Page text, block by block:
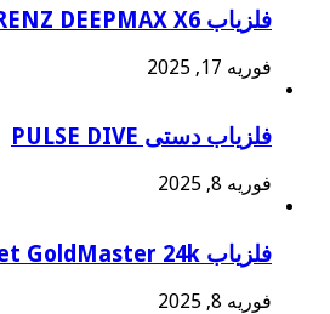
فلزیاب LORENZ DEEPMAX X6
فوریه 17, 2025
فلزیاب دستی PULSE DIVE
فوریه 8, 2025
فلزیاب Gareet GoldMaster 24k
فوریه 8, 2025